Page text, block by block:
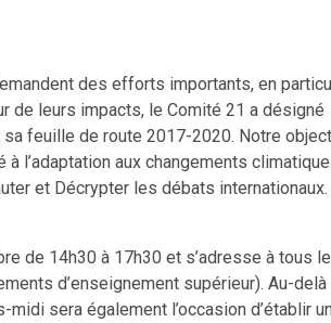
des efforts importants, en
de leurs impacts, le Comité 21 a désigné
feuille de route 2017-2020. Notre
l’adaptation aux changements
et Décrypter les débats internationaux.
de 14h30 à 17h30 et s’adresse à tous
d’enseignement supérieur). Au-delà
sera également l’occasion d’établir